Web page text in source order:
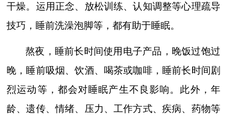
干燥。运用正念、放松训练、认知调整等心理疏导
技巧，睡前洗澡泡脚等，都有助于睡眠。
熬夜，睡前长时间使用电子产品，晚饭过饱过
晚，睡前吸烟、饮酒、喝茶或咖啡，睡前长时间剧
烈运动等，都会对睡眠产生不良影响。此外，年
龄、遗传、情绪、压力、工作方式、疾病、药物等